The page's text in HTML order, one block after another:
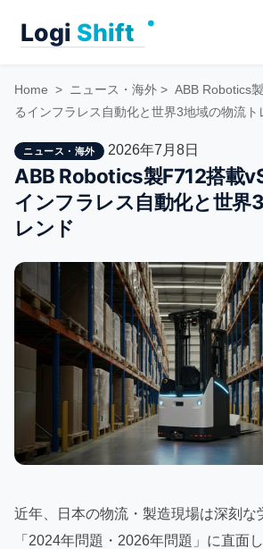
Home > ニュース・海外 > ABB Robotics
るインフラレス自動化と世界3地域の物流ト
ニュース・海外 2026年7月8日
ABB Robotics製F712搭載
インフラレス自動化と世界
レンド
近年、日本の物流・製造現場は深刻な
「2024年問題・2026年問題」に直面